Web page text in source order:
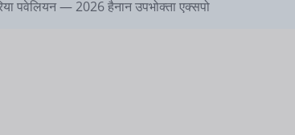
पवेलियन — 2026 हैनान उपभोक्ता एक्सपो